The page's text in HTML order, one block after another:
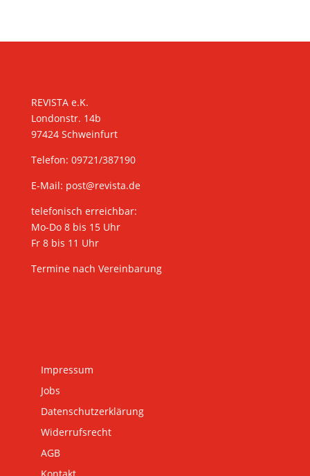
REVISTA e.K.
Londonstr. 14b
97424 Schweinfurt
Telefon: 09721/387190
E-Mail: post@revista.de
telefonisch erreichbar:
Mo-Do 8 bis 15 Uhr
Fr 8 bis 11 Uhr
Termine nach Vereinbarung
Impressum
Jobs
Datenschutzerklärung
Widerrufsrecht
AGB